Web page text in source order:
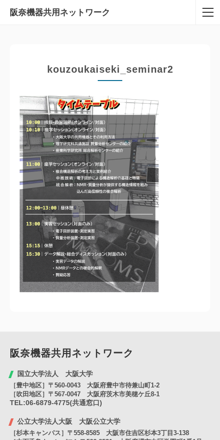
阪奈機器共用 ネットワーク
kouzoukaiseki_seminar2
阪奈機器共用 ネットワーク
国立大学法人 大阪大学
［豊中地区］〒560-0043 大阪府豊中市待兼山町1-2
［吹田地区］〒567-0047 大阪府茨木市美穂ケ丘8-1
TEL:06-6879-4775(共通窓口)
公立大学法人大阪 大阪公立大学
［杉本キャンパス］〒558-8585 大阪市住吉区杉本3丁目3-138